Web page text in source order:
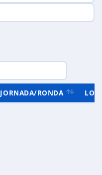
JORNADA/RONDA